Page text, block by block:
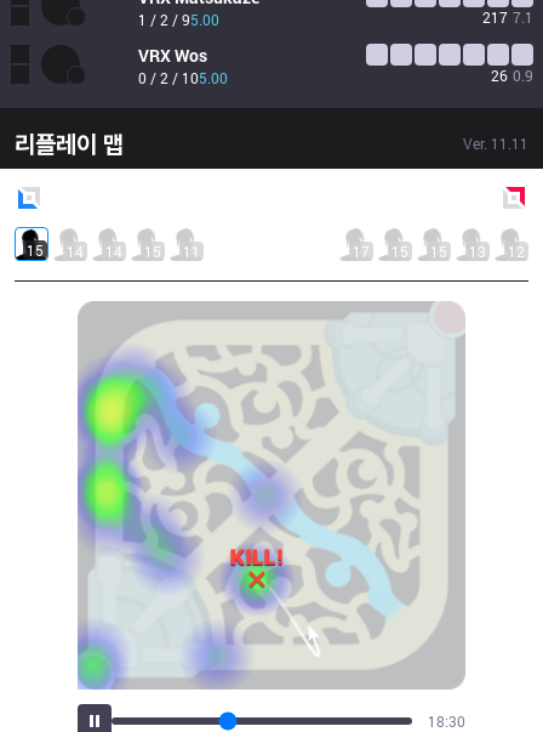
1 / 2 / 95.00 217 7.1
VRXWos
0 / 2 / 105.00 26 0.9
리플레이 맵 Ver. 11.11
15 14 14 15 11 17 15 15 13 12
19:29